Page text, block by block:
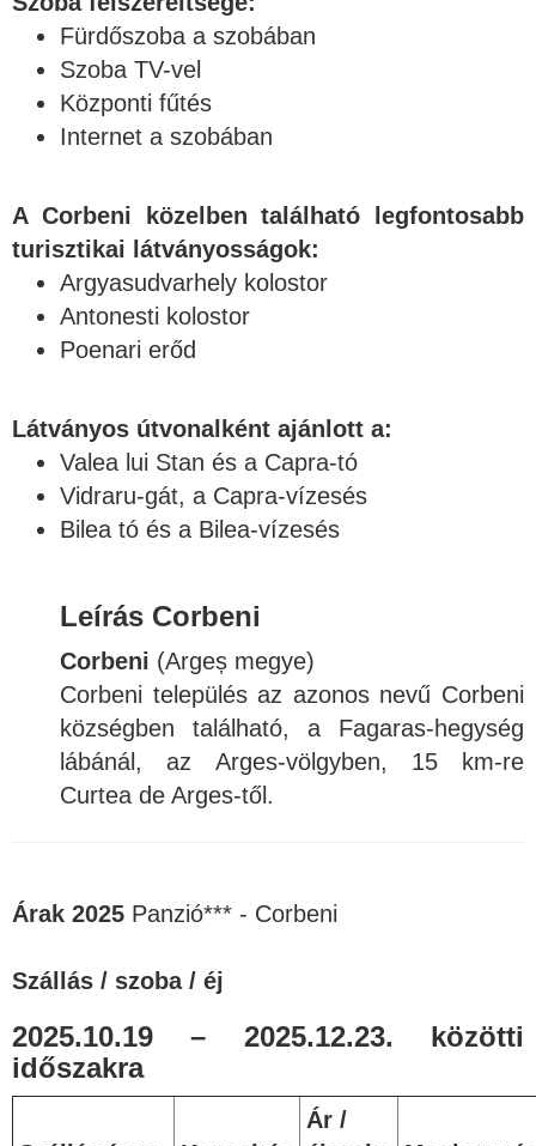
Fürdőszoba a szobában
Szoba TV-vel
Központi fűtés
Internet a szobában
A Corbeni közelben található legfontosabb
turisztikai látványosságok:
Argyasudvarhely kolostor
Antonesti kolostor
Poenari erőd
Látványos útvonalként ajánlott a:
Valea lui Stan és a Capra-tó
Vidraru-gát, a Capra-vízesés
Bilea tó és a Bilea-vízesés
Leírás Corbeni
Corbeni (Argeș megye)
Corbeni település az azonos nevű Corbeni
községben található, a Fagaras-hegység
lábánál, az Arges-völgyben, 15 km-re
Curtea de Arges-től.
Árak 2025 Panzió*** - Corbeni
Szállás / szoba / éj
2025.10.19 – 2025.12.23. közötti
időszakra
Ár /